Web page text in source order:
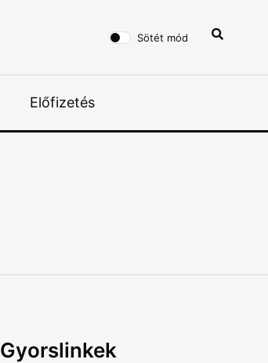
Sötét mód
Előfizetés
Gyorslinkek